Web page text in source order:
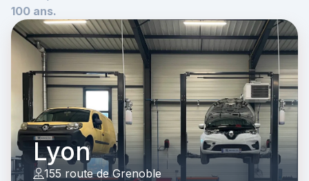
100 ans.
Lyon
155 route de Grenoble